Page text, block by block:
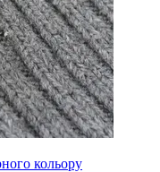
кольору